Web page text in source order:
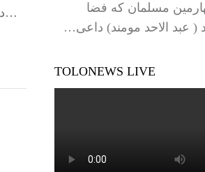
دیپلماسی اجرا می‌کند؛ یادداشت تفاهمی که ابتدا امضا شد، سپس بلافاصله توسط آمریکا نقض گردید، دوباره مورد…
مسلمان که فضا
( عبد الاحد مومند) داعی…
TOLONEWS LIVE